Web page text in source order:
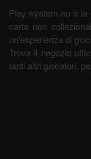
Play-system.eu è la
carte non
un'esperienza di
Trova il negozio
tanti altri giocatori,